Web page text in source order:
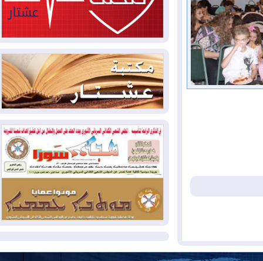
2026-08-03
العجز والاقتراض يطوقان
المالية العراقية.. اقتراض يتجاوز 3 تريليونات
دينار!
2026-08-03كوبا تغرق في الظلام مجددا
وانهيار الشبكة الكهربائية
2026-08-03
أوامر بإجلاء 60 ألف شخص
بسبب الحرائق في ولاية واشنطن
2026-08-02
مشروع "حسابي" يُمهل
الموظفين حتى نهاية أغسطس لاستلام
بطاقاتهم المصرفية
2026-08-02دمشق وعمّان تحذران بغداد:
أي هجوم من أراضي العراق سيواجه برد